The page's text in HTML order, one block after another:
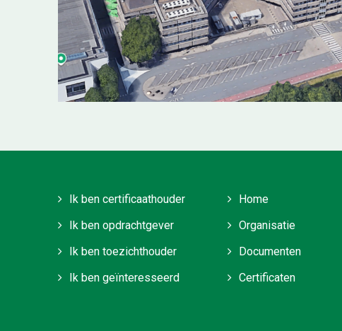
Ik ben certificaathouder
Ik ben opdrachtgever
Ik ben toezichthouder
Ik ben geïnteresseerd
Home
Organisatie
Documenten
Certificaten
Stichting Veilig en